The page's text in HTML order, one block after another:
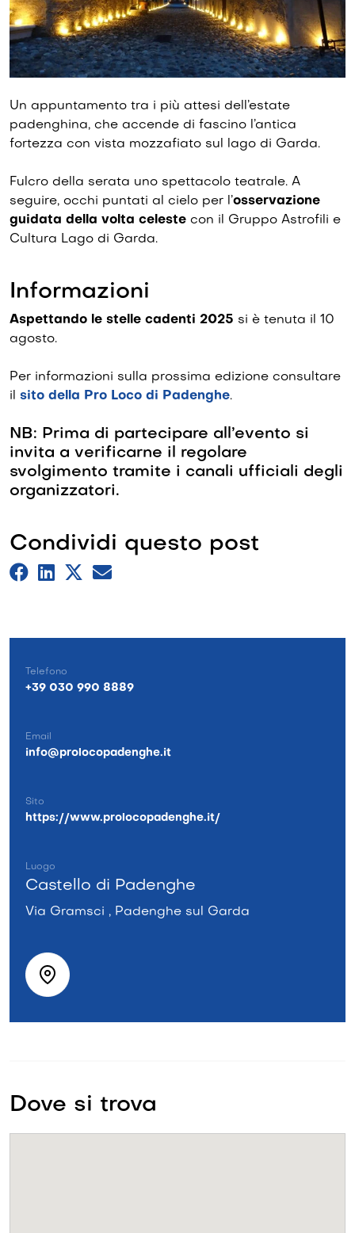
Un appuntamento tra i più attesi dell’estate
padenghina, che accende di fascino l’antica
fortezza con vista mozzafiato sul lago di Garda.
Fulcro della serata uno spettacolo teatrale. A
seguire, occhi puntati al cielo per l’osservazione
guidata della volta celeste con il Gruppo Astrofili e
Cultura Lago di Garda.
Informazioni
Aspettando le stelle cadenti 2025 si è tenuta il 10
agosto.
Per informazioni sulla prossima edizione consultare
il sito della Pro Loco di Padenghe.
NB: Prima di partecipare all’evento si
invita a verificarne il regolare
svolgimento tramite i canali ufficiali degli
organizzatori.
Condividi questo post
Telefono
+39 030 990 8889
Email
info@prolocopadenghe.it
Sito
https://www.prolocopadenghe.it/
Luogo
Castello di Padenghe
Via Gramsci , Padenghe sul Garda
Dove si trova